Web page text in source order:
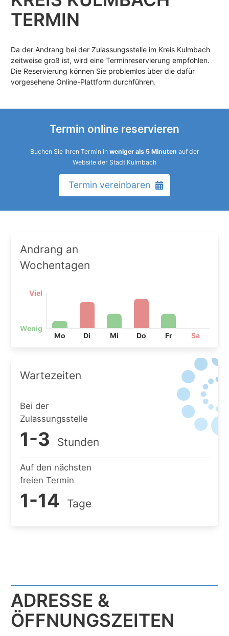
TERMIN
Da der Andrang bei der Zulassungsstelle im Kreis Kulmbach
zeitweise groß ist, wird eine Terminreservierung empfohlen.
Die Reservierung können Sie problemlos über die dafür
vorgesehene Online-Plattform durchführen.
Termin online reservieren
Buchen Sie ihren Termin in weniger als 5 Minuten auf der
Website der Stadt Kulmbach
Termin vereinbaren
Andrang an
Wochentagen
Viel
Wenig
Mo
Di Mi Do Fr Sa
Wartezeiten
Bei der
Zulassungsstelle
1-3 Stunden
Auf den nächsten
freien Termin
1-14 Tage
ADRESSE &
ÖFFNUNGSZEITEN